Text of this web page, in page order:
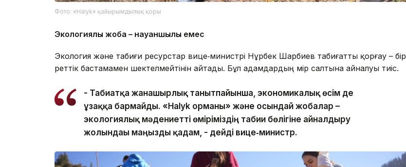
Фото: «Halyk» қайырымдылық қоры
Экологиялық жоба – науқаншылық емес
Экология және табиғи ресурстар вице‑министрі Нұрбек Шарбиев табиғатты қорғау – бір
реттік бастамамен шектелмейтінін айтады. Бұл адамдардың өмір салтына айналуы тиіс.
- Табиғатқа жанашырлық танытпайынша, экономикалық өсім де
ұзаққа бармайды. «Halyk орманы» және осындай жобалар –
экологиялық мәдениетті өміріміздің табиғи бөлігіне айналдыру
жолындағы маңызды қадам, - дейді вице‑министр.